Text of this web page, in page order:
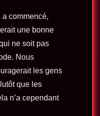
commencé,
une bonne
ne soit pas
Nous
les gens
que les
n’a cependant